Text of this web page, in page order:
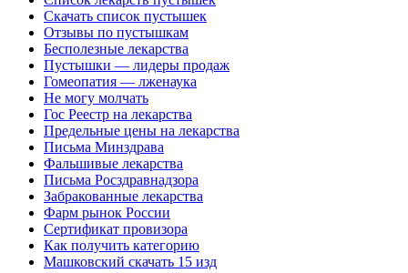
Скачать список пустышек
Отзывы по пустышкам
Бесполезные лекарства
Пустышки — лидеры продаж
Гомеопатия — лженаука
Не могу молчать
Гос Реестр на лекарства
Предельные цены на лекарства
Письма Минздрава
Фальшивые лекарства
Письма Росздравнадзора
Забракованные лекарства
Фарм рынок России
Сертификат провизора
Как получить категорию
Машковский скачать 15 изд